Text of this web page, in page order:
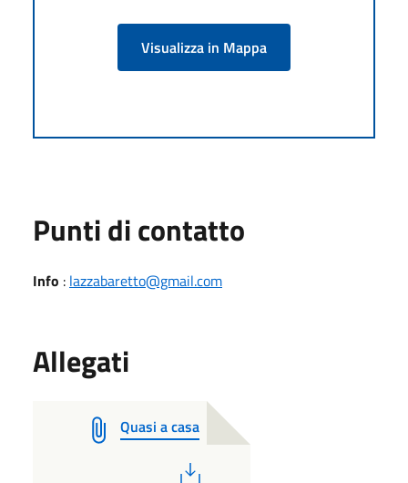
Visualizza in Mappa
Punti di contatto
Info : lazzabaretto@gmail.com
Allegati
Quasi a casa